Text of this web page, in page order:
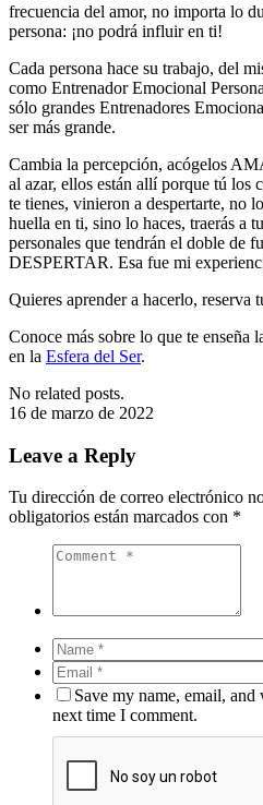
frecuencia del amor, no importa lo
persona: ¡no podrá influir en ti!
Cada persona hace su trabajo, del
como Entrenador Emocional
sólo grandes Entrenadores
ser más grande.
Cambia la percepción, acógelos
al azar, ellos están allí porque tú los
te tienes, vinieron a despertarte, no
huella en ti, sino lo haces, traerás a
personales que tendrán el doble de
DESPERTAR. Esa fue mi
Quieres aprender a hacerlo, reserva
Conoce más sobre lo que te enseña
en la Esfera del Ser.
No related posts.
16 de marzo de 2022
Leave a Reply
Tu dirección de correo electrónico
obligatorios están marcados con *
Save my name, email,
next time I comment.